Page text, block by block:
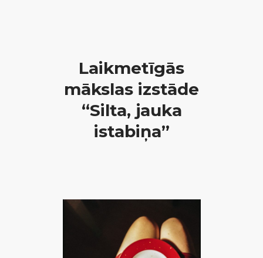
Laikmetīgās
mākslas izstāde
“Silta, jauka
istabiņa”